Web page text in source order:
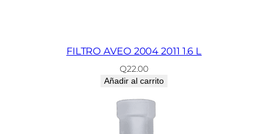
FILTRO AVEO 2004 2011 1.6 L
Q22.00
Añadir al carrito